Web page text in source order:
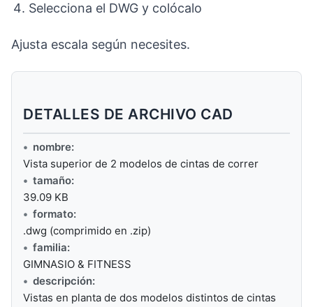
Selecciona el DWG y colócalo
Ajusta escala según necesites.
DETALLES DE ARCHIVO CAD
nombre:
Vista superior de 2 modelos de cintas de correr
tamaño:
39.09 KB
formato:
.dwg (comprimido en .zip)
familia:
GIMNASIO & FITNESS
descripción:
Vistas en planta de dos modelos distintos de cintas